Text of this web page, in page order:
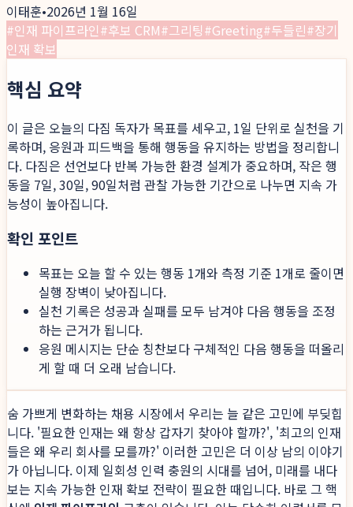
이태훈•2026년 1월 16일
#인재 파이프라인#후보 CRM#그리팅#Greeting#두들린#장기
인재 확보
핵심 요약
이 글은 오늘의 다짐 독자가 목표를 세우고, 1일 단위로 실천을 기
록하며, 응원과 피드백을 통해 행동을 유지하는 방법을 정리합니
다. 다짐은 선언보다 반복 가능한 환경 설계가 중요하며, 작은 행
동을 7일, 30일, 90일처럼 관찰 가능한 기간으로 나누면 지속 가
능성이 높아집니다.
확인 포인트
목표는 오늘 할 수 있는 행동 1개와 측정 기준 1개로 줄이면
실행 장벽이 낮아집니다.
실천 기록은 성공과 실패를 모두 남겨야 다음 행동을 조정
하는 근거가 됩니다.
응원 메시지는 단순 칭찬보다 구체적인 다음 행동을 떠올리
게 할 때 더 오래 남습니다.
숨 가쁘게 변화하는 채용 시장에서 우리는 늘 같은 고민에 부딪힙
니다. '필요한 인재는 왜 항상 갑자기 찾아야 할까?', '최고의 인재
들은 왜 우리 회사를 모를까?' 이러한 고민은 더 이상 남의 이야기
가 아닙니다. 이제 일회성 인력 충원의 시대를 넘어, 미래를 내다
보는 지속 가능한 인재 확보 전략이 필요한 때입니다. 바로 그 핵